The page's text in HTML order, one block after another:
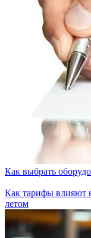
Как выбрать
Как тарифы влияют
летом